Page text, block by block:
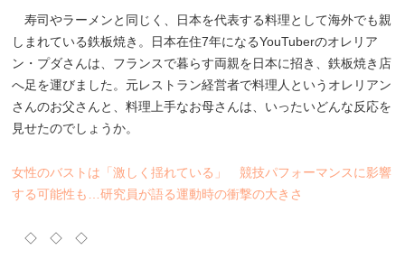
寿司やラーメンと同じく、日本を代表する料理として海外でも親
しまれている鉄板焼き。日本在住7年になるYouTuberのオレリア
ン・プダさんは、フランスで暮らす両親を日本に招き、鉄板焼き店
へ足を運びました。元レストラン経営者で料理人というオレリアン
さんのお父さんと、料理上手なお母さんは、いったいどんな反応を
見せたのでしょうか。
女性のバストは「激しく揺れている」 競技パフォーマンスに影響
する可能性も…研究員が語る運動時の衝撃の大きさ
◇ ◇ ◇